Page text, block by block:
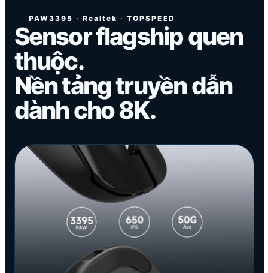
PAW3395 · Realtek · TOPSPEED
Sensor flagship quen
thuộc.
Nền tảng truyền dẫn
dành cho 8K.